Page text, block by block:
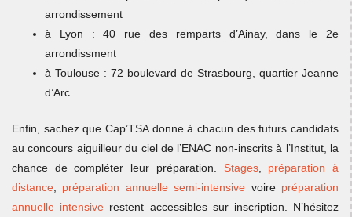
arrondissement
à Lyon : 40 rue des remparts d’Ainay, dans le 2e
arrondissment
à Toulouse : 72 boulevard de Strasbourg, quartier Jeanne
d’Arc
Enfin, sachez que Cap’TSA donne à chacun des futurs candidats
au concours aiguilleur du ciel de l’ENAC non-inscrits à l’Institut, la
chance de compléter leur préparation. Stages, préparation à
distance
préparation annuelle semi-intensive voire préparation
annuelle intensive restent accessibles sur inscription. N’hésitez